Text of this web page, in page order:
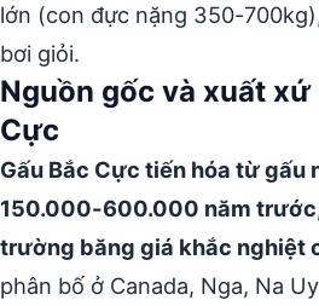
lớn (con đực nặng 350-
bơi giỏi.
Nguồn gốc và xuất xứ
Cực
Gấu Bắc Cực tiến hóa từ gấu
150.000-600.000 năm
trường băng giá khắc nghiệt
phân bố ở Canada, Nga, Na